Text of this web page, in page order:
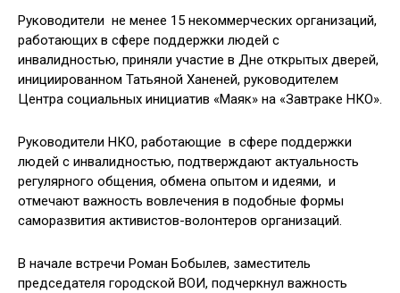
Руководители не менее 15 некоммерческих организаций,
работающих в сфере поддержки людей с
инвалидностью, приняли участие в Дне открытых дверей,
инициированном Татьяной Ханеней, руководителем
Центра социальных инициатив «Маяк» на «Завтраке НКО».
Руководители НКО, работающие в сфере поддержки
людей с инвалидностью, подтверждают актуальность
регулярного общения, обмена опытом и идеями, и
отмечают важность вовлечения в подобные формы
саморазвития активистов-волонтеров организаций.
В начале встречи Роман Бобылев, заместитель
председателя городской ВОИ, подчеркнул важность